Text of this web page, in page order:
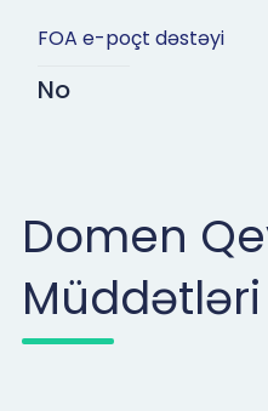
FOA e-poçt dəstəyi
No
Domen
Müddətləri